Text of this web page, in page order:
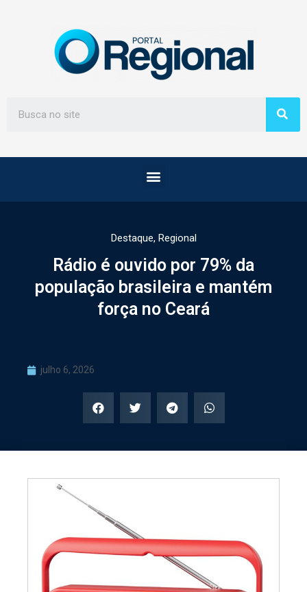
Destaque, Regional
Rádio é ouvido por 79% da
população brasileira e mantém
força no Ceará
julho 6, 2026